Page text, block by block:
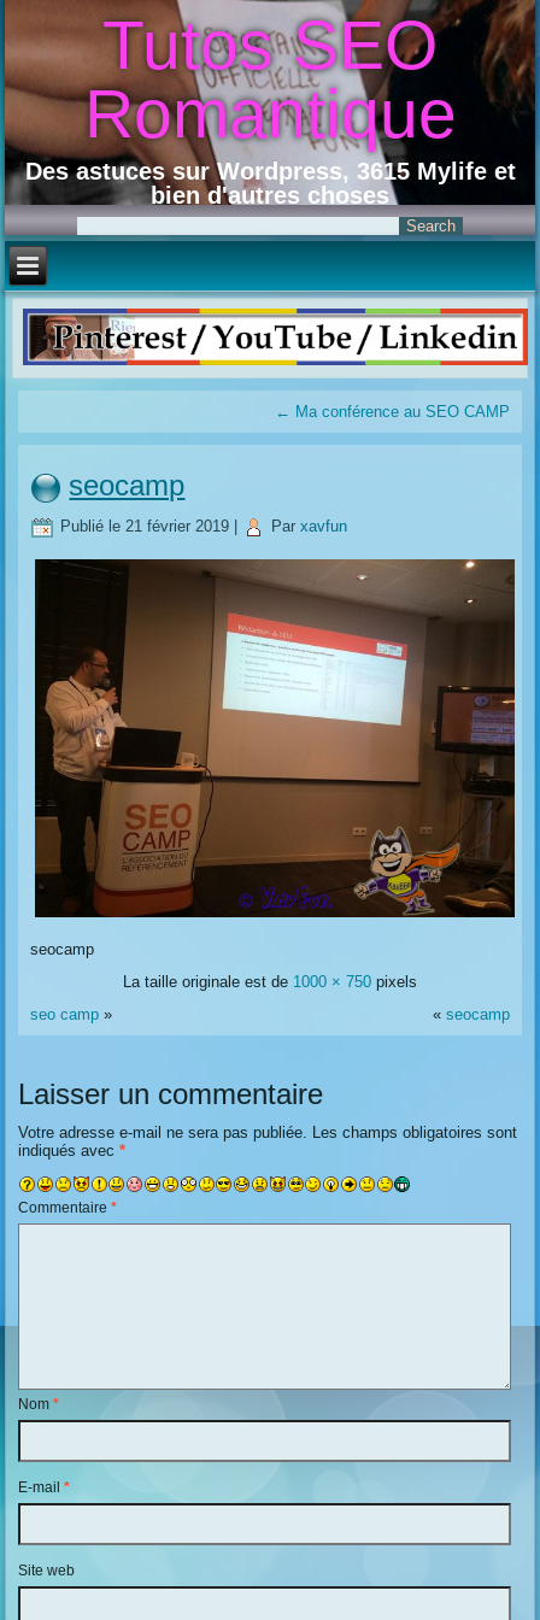
Tutos SEO
Romantique
Des astuces sur Wordpress, 3615 Mylife et
bien d'autres choses
← Ma conférence au SEO CAMP
seocamp
Publié le 21 février 2019 Par xavfun
seocamp
La taille originale est de 1000 × 750 pixels
seo camp » « seocamp
Laisser un commentaire
Votre adresse e-mail ne sera pas publiée. Les champs obligatoires sont
indiqués avec*
Commentaire*
Nom*
E-mail*
Site web